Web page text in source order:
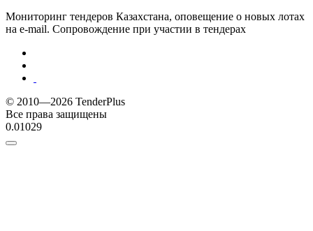
Мониторинг тендеров Казахстана, оповещение о новых лотах
на e-mail. Сопровождение при участии в тендерах
© 2010—2026 TenderPlus
Все права защищены
0.01029